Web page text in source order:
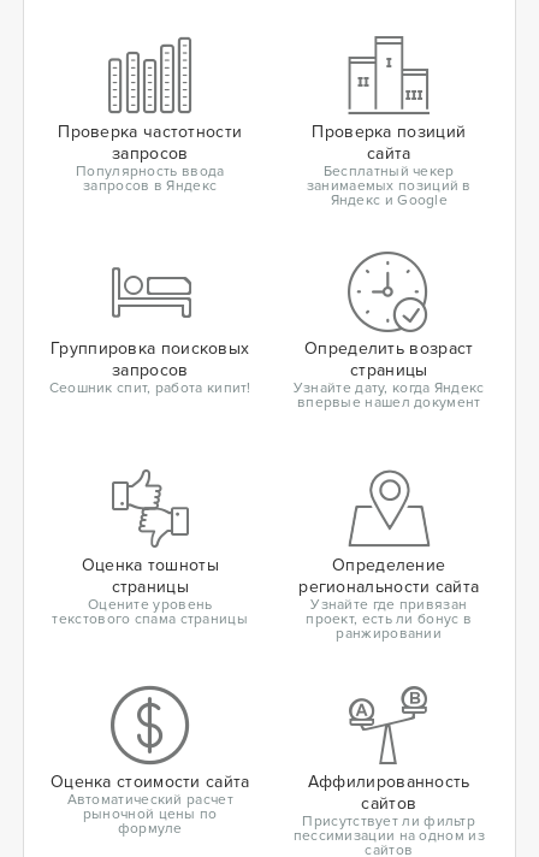
Проверка частотности
запросов
Популярность ввода
запросов в Яндекс
Проверка позиций
сайта
Бесплатный чекер
занимаемых позиций в
Яндекс и Google
Группировка поисковых
запросов
Сеошник спит, работа кипит!
Определить возраст
страницы
Узнайте дату, когда Яндекс
впервые нашел документ
Оценка тошноты
страницы
Оцените уровень
текстового спама страницы
Определение
региональности сайта
Узнайте где привязан
проект, есть ли бонус в
ранжировании
Оценка стоимости сайта
Автоматический расчет
рыночной цены по
формуле
Аффилированность
сайтов
Присутствует ли фильтр
пессимизации на одном из
сайтов